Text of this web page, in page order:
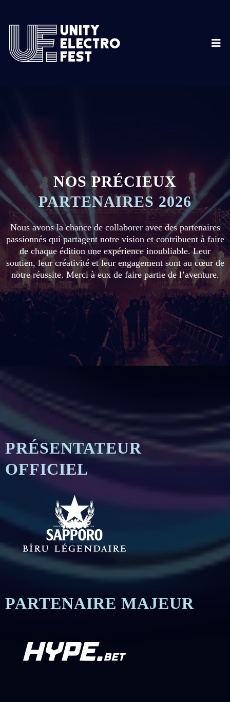
NOS PRÉCIEUX
PARTENAIRES 2026
Nous avons la chance de collaborer avec des partenaires
passionnés qui partagent notre vision et contribuent à faire
de chaque édition une expérience inoubliable. Leur
soutien, leur créativité et leur engagement sont au cœur de
notre réussite. Merci à eux de faire partie de l’aventure.
PRÉSENTATEUR
OFFICIEL
PARTENAIRE MAJEUR